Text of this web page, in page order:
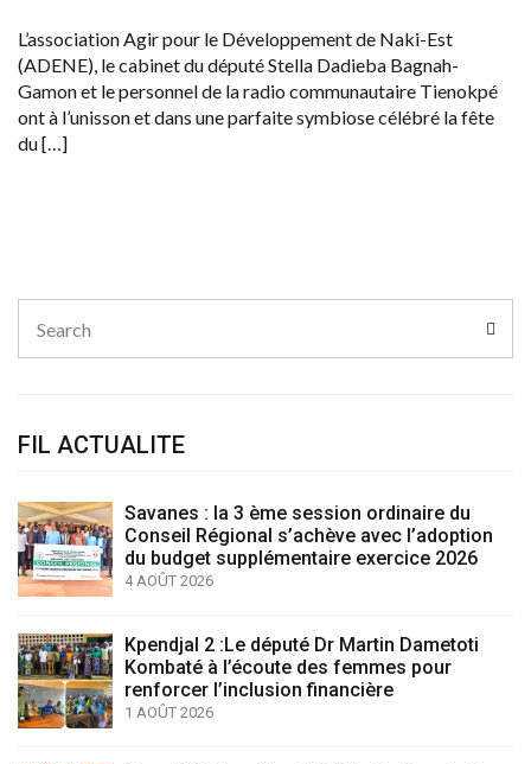
L’association Agir pour le Développement de Naki-Est
(ADENE), le cabinet du député Stella Dadieba Bagnah-
Gamon et le personnel de la radio communautaire Tienokpé
ont à l’unisson et dans une parfaite symbiose célébré la fête
du […]
for:
FIL ACTUALITE
Savanes : la 3 ème session ordinaire du
Conseil Régional s’achève avec l’adoption
du budget supplémentaire exercice 2026
4 AOÛT 2026
Kpendjal 2 :Le député Dr Martin Dametoti
Kombaté à l’écoute des femmes pour
renforcer l’inclusion financière
1 AOÛT 2026